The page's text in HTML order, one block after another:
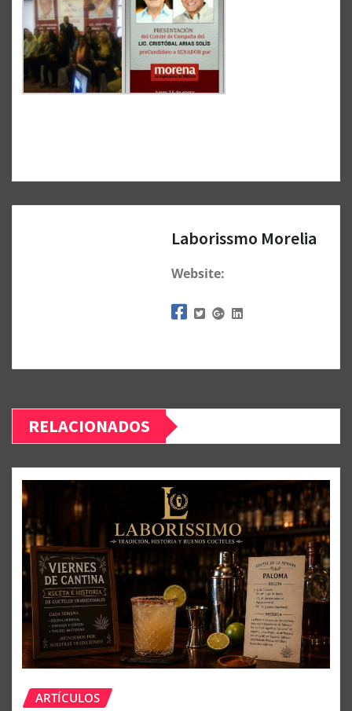
Laborissmo Morelia
Website:
RELACIONADOS
ARTÍCULOS